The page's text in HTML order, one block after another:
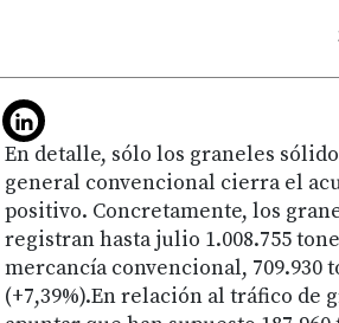
En detalle, sólo los graneles
general convencional cierra el
positivo. Concretamente, los
registran hasta julio 1.008.755
mercancía convencional, 709.930
(+7,39%).En relación al tráfico de